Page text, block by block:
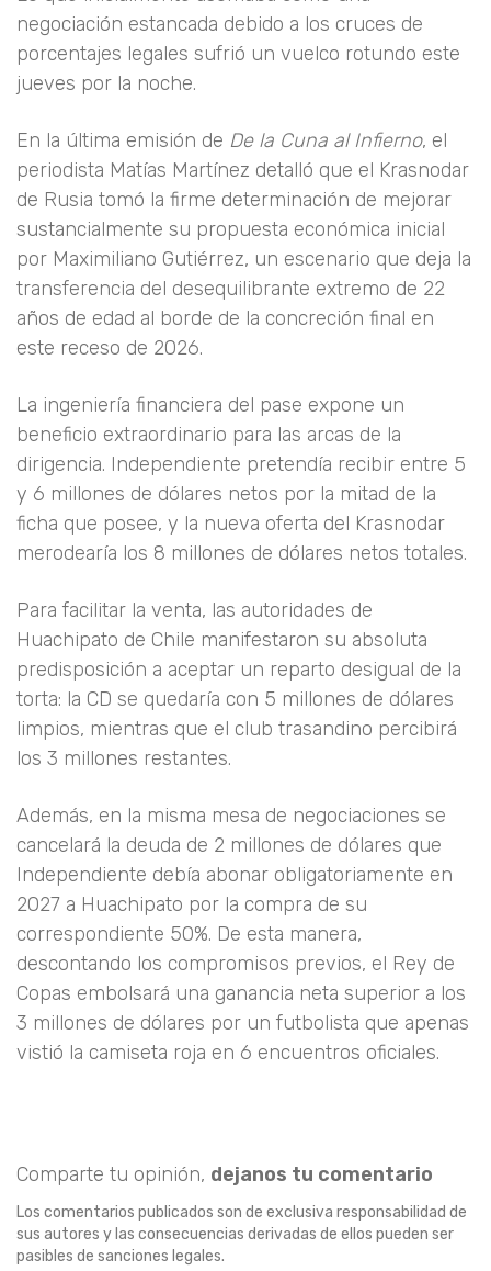
negociación estancada debido a los cruces de
porcentajes legales sufrió un vuelco rotundo este
jueves por la noche.
En la última emisión de De la Cuna al Infierno, el
periodista Matías Martínez detalló que el Krasnodar
de Rusia tomó la firme determinación de mejorar
sustancialmente su propuesta económica inicial
por Maximiliano Gutiérrez, un escenario que deja la
transferencia del desequilibrante extremo de 22
años de edad al borde de la concreción final en
este receso de 2026.
La ingeniería financiera del pase expone un
beneficio extraordinario para las arcas de la
dirigencia. Independiente pretendía recibir entre 5
y 6 millones de dólares netos por la mitad de la
ficha que posee, y la nueva oferta del Krasnodar
merodearía los 8 millones de dólares netos totales.
Para facilitar la venta, las autoridades de
Huachipato de Chile manifestaron su absoluta
predisposición a aceptar un reparto desigual de la
torta: la CD se quedaría con 5 millones de dólares
limpios, mientras que el club trasandino percibirá
los 3 millones restantes.
Además, en la misma mesa de negociaciones se
cancelará la deuda de 2 millones de dólares que
Independiente debía abonar obligatoriamente en
2027 a Huachipato por la compra de su
correspondiente 50%. De esta manera,
descontando los compromisos previos, el Rey de
Copas embolsará una ganancia neta superior a los
3 millones de dólares por un futbolista que apenas
vistió la camiseta roja en 6 encuentros oficiales.
Comparte tu opinión, dejanos tu comentario
Los comentarios publicados son de exclusiva responsabilidad de
sus autores y las consecuencias derivadas de ellos pueden ser
pasibles de sanciones legales.